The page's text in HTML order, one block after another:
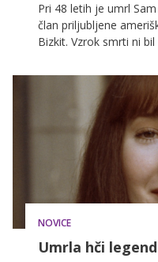
Pri 48 letih je umrl
član priljubljene
Bizkit. Vzrok smrti ni
transplantaciji.
NOVICE
Umrla hči